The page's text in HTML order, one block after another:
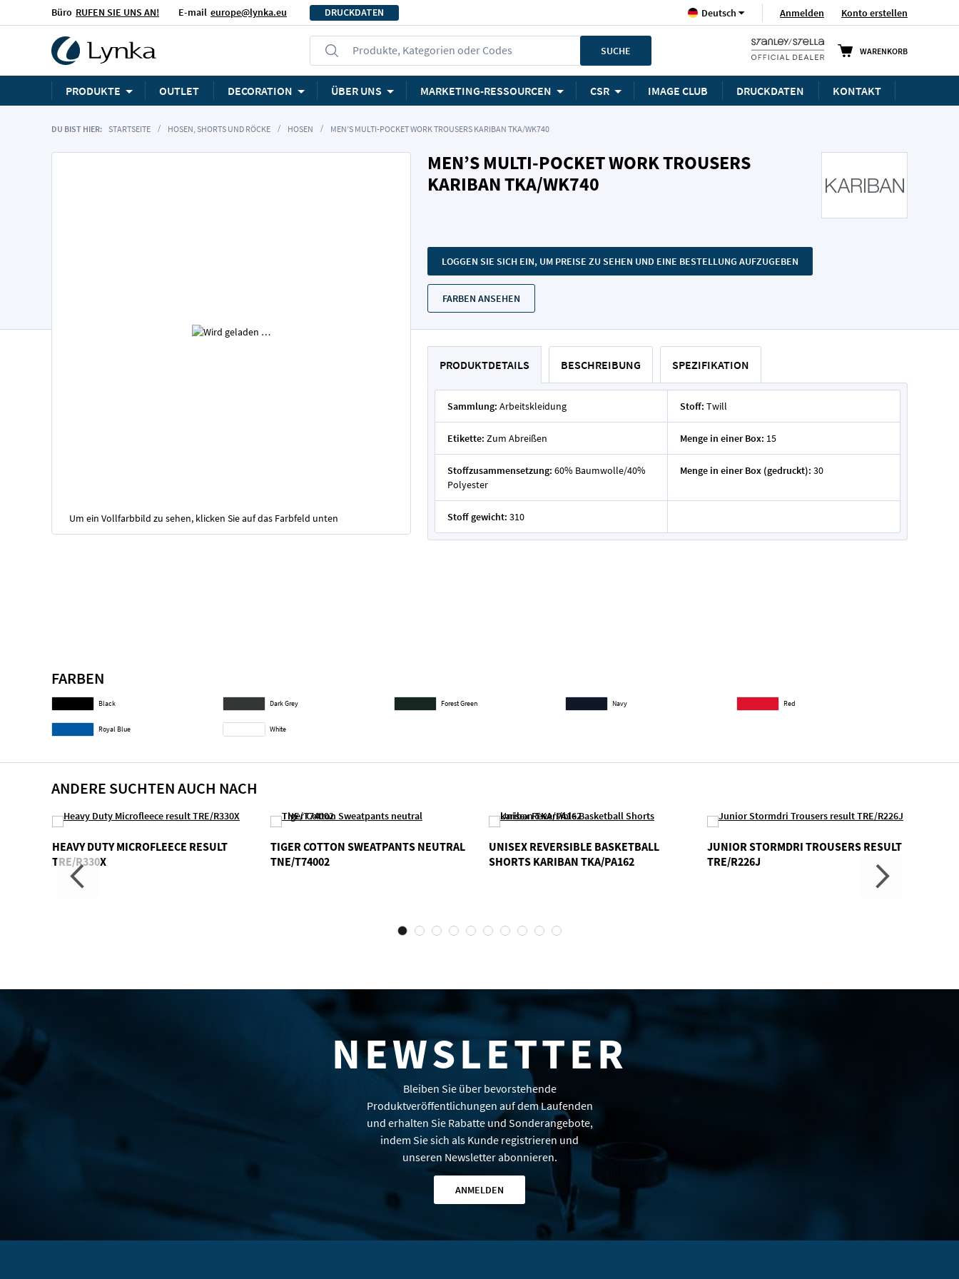
Büro RUFEN SIE UNS AN! E-mail europe@lynka.eu DRUCKDATEN Anmelden Konto erstellen
SpracheDeutsch
WARENKORB
Produkte, Kategorien oder Codes SUCHE
PRODUKTE OUTLET DECORATION ÜBER UNS MARKETING-RESSOURCEN CSR IMAGE CLUB DRUCKDATEN KONTAKT
DU BIST HIER: STARTSEITE HOSEN, SHORTS UND RÖCKE HOSEN MEN’S MULTI-POCKET WORK TROUSERS KARIBAN TKA/WK740
MEN’S MULTI-POCKET WORK TROUSERS
KARIBAN TKA/WK740
LOGGEN SIE SICH EIN, UM PREISE ZU SEHEN UND EINE BESTELLUNG AUFZUGEBEN
FARBEN ANSEHEN
Um ein Vollfarbbild zu sehen, klicken Sie auf das Farbfeld unten
PRODUKTDETAILS
Sammlung: Arbeitskleidung Stoff: Twill
Etikette: Zum Abreißen Menge in einer Box: 15
Stoffzusammensetzung: 60% Baumwolle/40%
Polyester
Menge in einer Box (gedruckt): 30
Stoff gewicht: 310
BESCHREIBUNG SPEZIFIKATION
FARBEN
Black Dark Grey Forest Green Navy Red
Royal Blue White
ANDERE SUCHTEN AUCH NACH
HEAVY DUTY MICROFLEECE RESULT
TRE/R330X
TIGER COTTON SWEATPANTS NEUTRAL
TNE/T74002
UNISEX REVERSIBLE BASKETBALL
SHORTS KARIBAN TKA/PA162
JUNIOR STORMDRI TROUSERS RESULT
TRE/R226J
NEWSLETTER
Bleiben Sie über bevorstehende
Produktveröffentlichungen auf dem Laufenden
und erhalten Sie Rabatte und Sonderangebote,
indem Sie sich als Kunde registrieren und
unseren Newsletter abonnieren.
ANMELDEN